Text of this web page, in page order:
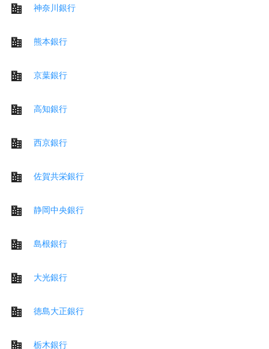
神奈川銀行
熊本銀行
京葉銀行
高知銀行
西京銀行
佐賀共栄銀行
静岡中央銀行
島根銀行
大光銀行
徳島大正銀行
栃木銀行